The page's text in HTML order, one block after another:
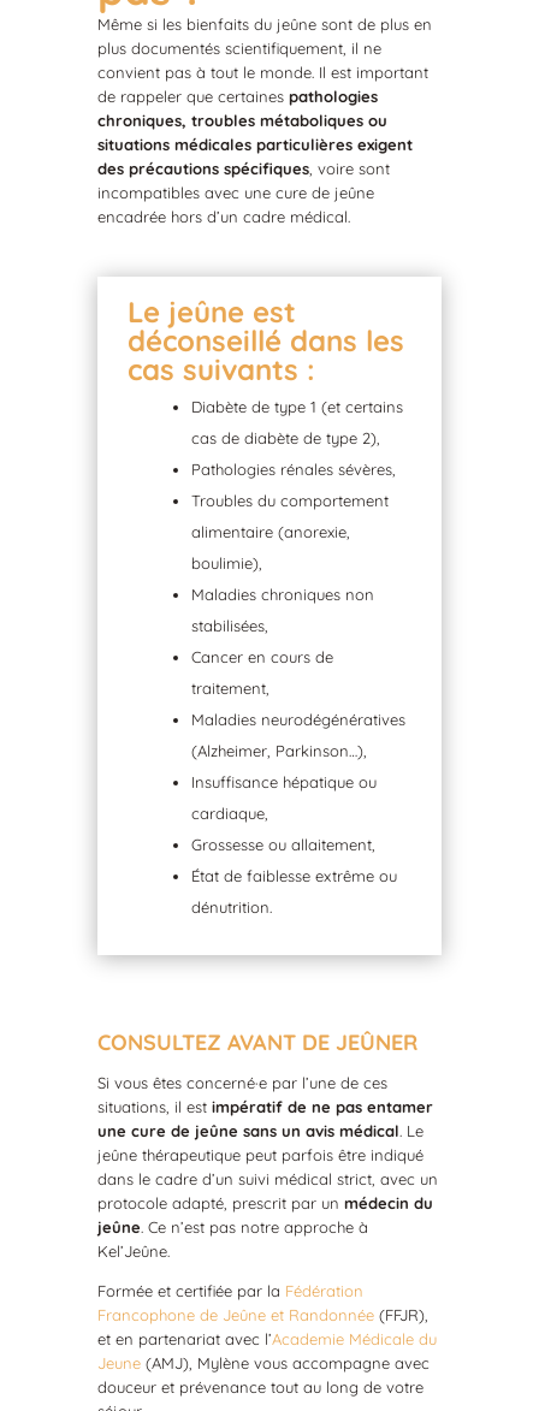
Même si les bienfaits du jeûne sont de plus en
plus documentés scientifiquement, il ne
convient pas à tout le monde. Il est important
de rappeler que certaines pathologies
chroniques, troubles métaboliques ou
situations médicales particulières exigent
des précautions spécifiques, voire sont
incompatibles avec une cure de jeûne
encadrée hors d’un cadre médical.
Le jeûne est
déconseillé dans les
cas suivants :
Diabète de type 1 (et certains
cas de diabète de type 2),
Pathologies rénales sévères,
Troubles du comportement
alimentaire (anorexie,
boulimie),
Maladies chroniques non
stabilisées,
Cancer en cours de
traitement,
Maladies neurodégénératives
(Alzheimer, Parkinson…),
Insuffisance hépatique ou
cardiaque,
Grossesse ou allaitement,
État de faiblesse extrême ou
dénutrition.
CONSULTEZ AVANT DE JEÛNER
Si vous êtes concerné·e par l’une de ces
situations, il est impératif de ne pas entamer
une cure de jeûne sans un avis médical. Le
jeûne thérapeutique peut parfois être indiqué
dans le cadre d’un suivi médical strict, avec un
protocole adapté, prescrit par un médecin du
jeûne. Ce n’est pas notre approche à
Kel’Jeûne.
Formée et certifiée par la Fédération
Francophone de Jeûne et Randonnée(FFJR),
et en partenariat avec l’Academie Médicale du
Jeune(AMJ), Mylène vous accompagne avec
douceur et prévenance tout au long de votre